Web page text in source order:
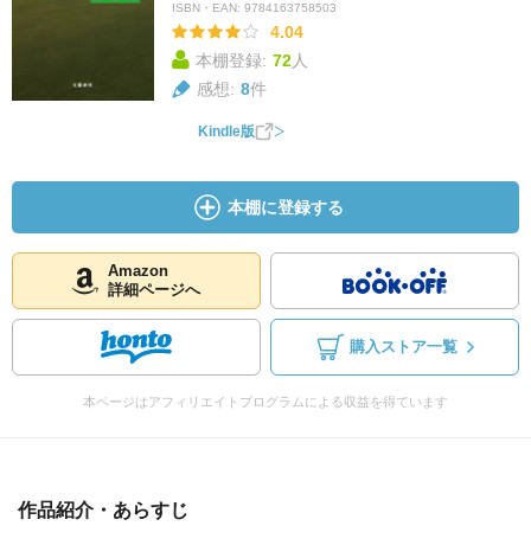
ISBN・EAN: 9784163758503
4.04
本棚登録: 72人
感想: 8件
Kindle版
本棚に登録する
Amazon
詳細ページへ
購入ストア一覧
本ページはアフィリエイトプログラムによる収益を得ています
作品紹介・あらすじ